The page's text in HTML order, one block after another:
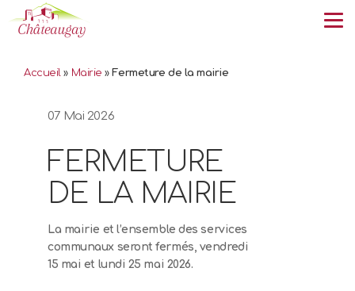
Accueil» Mairie » Fermeture de la mairie
07 Mai 2026
FERMETURE
DE LA MAIRIE
La mairie et l’ensemble des services
communaux seront fermés, vendredi
15 mai et lundi 25 mai 2026.